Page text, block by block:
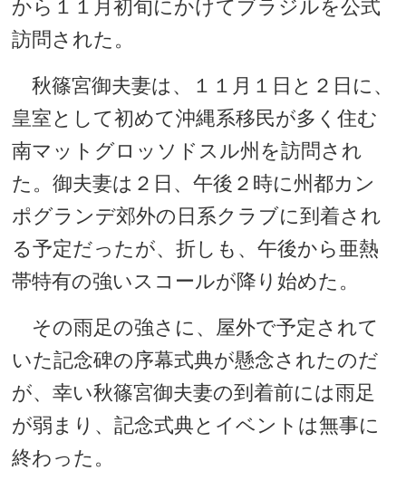
から１１月初旬にかけてブラジルを公式
訪問された。
秋篠宮御夫妻は、１１月１日と２日に、
皇室として初めて沖縄系移民が多く住む
南マットグロッソドスル州を訪問され
た。御夫妻は２日、午後２時に州都カン
ポグランデ郊外の日系クラブに到着され
る予定だったが、折しも、午後から亜熱
帯特有の強いスコールが降り始めた。
その雨足の強さに、屋外で予定されて
いた記念碑の序幕式典が懸念されたのだ
が、幸い秋篠宮御夫妻の到着前には雨足
が弱まり、記念式典とイベントは無事に
終わった。